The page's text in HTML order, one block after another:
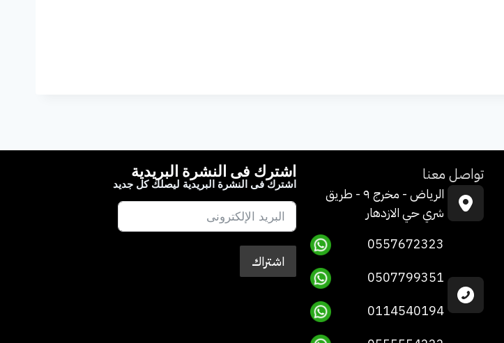
تواصل معنا
الرياض - مخرج ٩ - طريق
شري حي الازدهار
0557672323
0507799351
0114540194
اشترك فى النشرة البريدية
اشترك فى النشرة البريدية ليصلك كل جديد
اشتراك